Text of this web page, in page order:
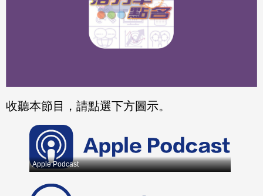
收聽本節目，請點選下方圖示。
Apple Podcast